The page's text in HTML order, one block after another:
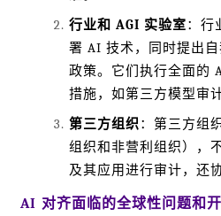
行业和 AGI 实验室：行
署 AI 技术，同时提出
政策。它们执行全面的
措施，如第三方模型审
第三方组织 ：第三方组
组织和非营利组织），
及其应用进行审计，还
AI 对齐面临的全球性问题和